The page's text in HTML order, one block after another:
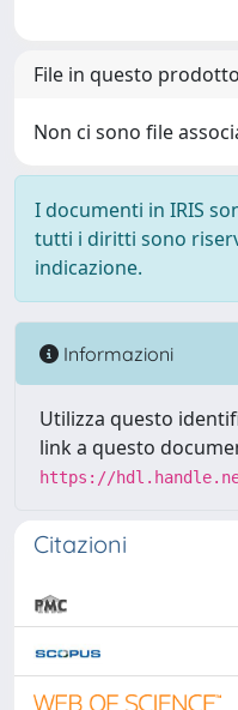
File in questo
Non ci sono file
I documenti in IRIS
tutti i diritti sono
indicazione.
Informazioni
Utilizza questo
link a questo
https://
Citazioni